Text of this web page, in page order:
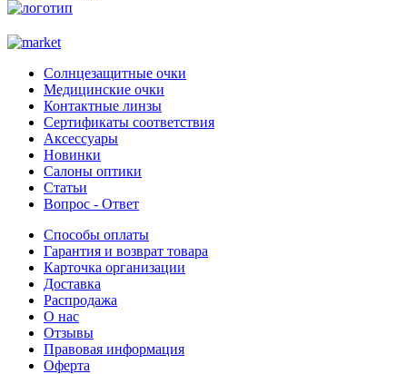
Солнцезащитные очки
Медицинские очки
Контактные линзы
Сертификаты соответствия
Аксессуары
Новинки
Салоны оптики
Статьи
Вопрос - Ответ
Способы оплаты
Гарантия и возврат товара
Карточка организации
Доставка
Распродажа
О нас
Отзывы
Правовая информация
Оферта